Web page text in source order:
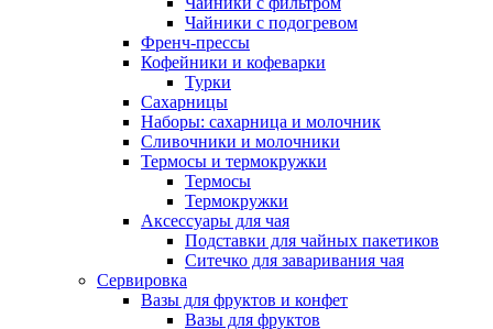
Чайники с подогревом
Френч-прессы
Кофейники и кофеварки
Турки
Сахарницы
Наборы: сахарница и молочник
Сливочники и молочники
Термосы и термокружки
Термосы
Термокружки
Аксессуары для чая
Подставки для чайных пакетиков
Ситечко для заваривания чая
Сервировка
Вазы для фруктов и конфет
Вазы для фруктов